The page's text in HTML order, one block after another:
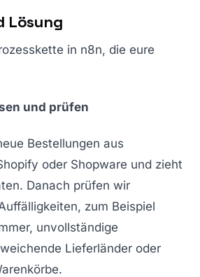
Lösung
in n8n, die eure
und prüfen
Bestellungen aus
oder Shopware und zieht
Danach prüfen wir
zum Beispiel
unvollständige
Lieferländer oder